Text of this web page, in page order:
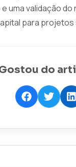
uma validação
para
do